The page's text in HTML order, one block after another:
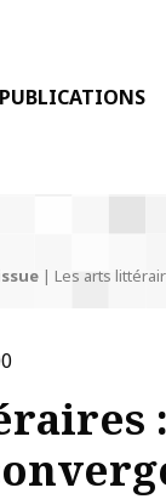
| Les arts